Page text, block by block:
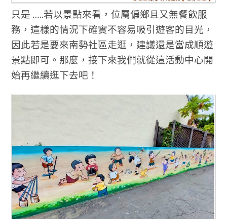
只是 …..若以景點來看，位屬偏鄉且又無餐飲服
務，這樣的情況下確實不容易吸引遊客的目光，
因此若是要來南勢社區走逛，建議還是當成順遊
景點即可。那麼，接下來我們就從這活動中心開
始再繼續逛下去吧！